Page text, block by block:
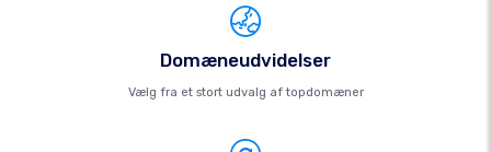
Domæneudvidelser
Vælg fra et stort udvalg af topdomæner